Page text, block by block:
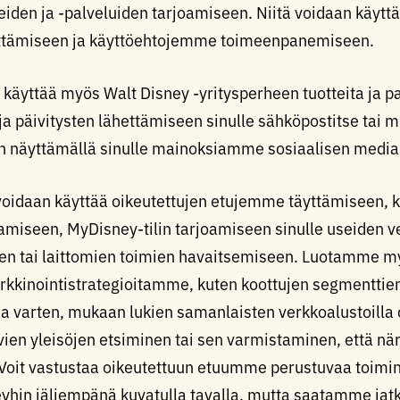
ja -palveluiden tarjoamiseen. Niitä voidaan
ja käyttöehtojemme toimeenpanemiseen.
myös Walt Disney -yritysperheen tuotteita ja
päivitysten lähettämiseen sinulle sähköpostitse tai
näyttämällä sinulle mainoksiamme sosiaalisen
käyttää oikeutettujen etujemme täyttämiseen,
MyDisney-tilin tarjoamiseen sinulle useiden
tai laittomien toimien havaitsemiseen. Luotamme
kuten koottujen
varten, mukaan lukien samanlaisten
yleisöjen etsiminen tai sen varmistaminen, että
vastustaa oikeutettuun etuumme perustuvaa
jäljempänä kuvatulla tavalla, mutta saatamme